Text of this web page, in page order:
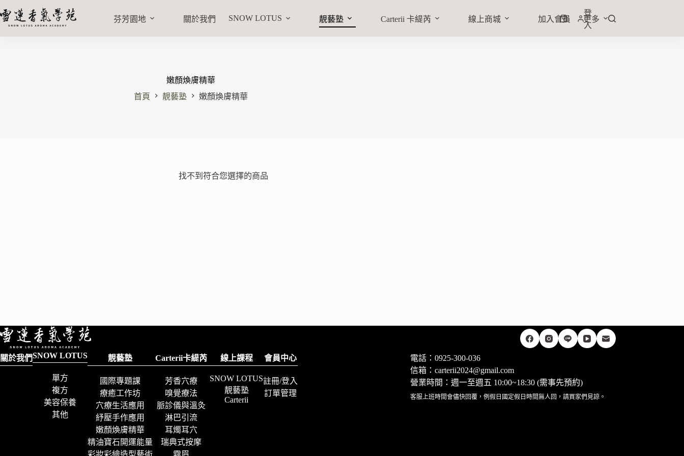
芬芳園地 關於我們 SNOW LOTUS 靚藝塾 Carterii 卡緹芮 線上商城 加入會員 更多
登
入
嫩顏煥膚精華
首頁
靚藝塾 嫩顏煥膚精華
找不到符合您選擇的商品
關於我們SNOW LOTUS
單方
複方
美容保養
其他
靚藝塾
國際專題課
療癒工作坊
穴療生活應用
紓壓手作應用
嫩顏煥膚精華
精油寶石開運能量
彩妝彩繪造型藝術
Carterii卡緹芮
芳香穴療
嗅覺療法
脈診儀與溫灸
淋巴引流
耳燭耳穴
瑞典式按摩
霧眉
線上課程
SNOW LOTUS
靚藝塾
Carterii
會員中心
註冊/登入
訂單管理
電話：0925-300-036
信箱：carterii2024@gmail.com
營業時間：週一至週五 10:00~18:30 (需事先預約)
客服上班時間會儘快回覆，例假日國定假日時間無人回，請買家們見諒。